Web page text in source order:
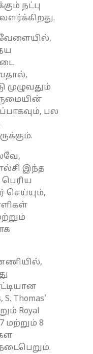
நட்பு
வேளையில்,
பல
இந்த
செய்யும்,
Thomas'
Royal
மற்றும் 8